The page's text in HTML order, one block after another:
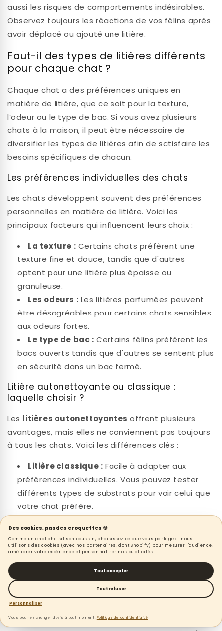
aussi les risques de comportements indésirables.
Observez toujours les réactions de vos félins après
avoir déplacé ou ajouté une litière.
Faut-il des types de litières différents
pour chaque chat ?
Chaque chat a des préférences uniques en
matière de litière, que ce soit pour la texture,
l’odeur ou le type de bac. Si vous avez plusieurs
chats à la maison, il peut être nécessaire de
diversifier les types de litières afin de satisfaire les
besoins spécifiques de chacun.
Les préférences individuelles des chats
Les chats développent souvent des préférences
personnelles en matière de litière. Voici les
principaux facteurs qui influencent leurs choix :
La texture : Certains chats préfèrent une
texture fine et douce, tandis que d'autres
optent pour une litière plus épaisse ou
granuleuse.
Les odeurs : Les litières parfumées peuvent
être désagréables pour certains chats sensibles
aux odeurs fortes.
Le type de bac : Certains félins préfèrent les
bacs ouverts tandis que d'autres se sentent plus
en sécurité dans un bac fermé.
Litière autonettoyante ou classique :
laquelle choisir ?
Les litières autonettoyantes offrent plusieurs
avantages, mais elles ne conviennent pas toujours
à tous les chats. Voici les différences clés :
Litière classique : Facile à adapter aux
préférences individuelles. Vous pouvez tester
différents types de substrats pour voir celui que
votre chat préfère.
Litière autonettoyante :Idéale pour
maintenir une propreté constante, mais certains
chats peuvent être effrayés par le bruit du
mécanisme de nettoyage.
Offrant les mêmes avantages
que les modèles autonettoyants, avec une
technologie plus avancée et un système de
nettoyage plus silencieux.
Des cookies, pas des croquettes 🍪
Comme un chat choisit son coussin, choisissez ce que vous partagez : nous
utilisons des cookies (avec nos partenaires, dont Shopify) pour mesurer l'audience,
améliorer votre expérience et personnaliser nos publicités.
Tout accepter
Tout refuser
Personnaliser
Vous pourrez changer d'avis à tout moment. Politique de confidentialité